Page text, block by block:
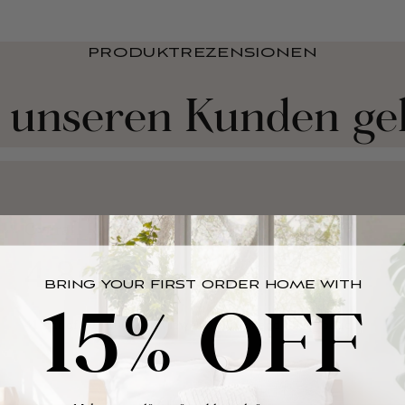
PRODUKTREZENSIONEN
unseren Kunden
BRING YOUR FIRST ORDER HOME WITH
15% OFF